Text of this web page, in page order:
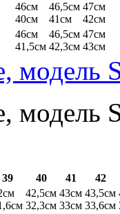
46см
40см
46,5см
41см
47см
42см
46см
41,5см
46,5см
42,3см
47см
43см
модель
модель
39 40 41
42
42,5см
32,3см
43см
33см
43,5см
33,6см